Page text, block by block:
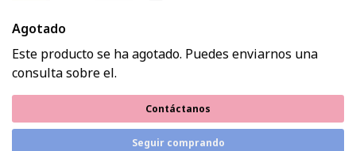
Agotado
Este producto se ha agotado. Puedes enviarnos una
consulta sobre el.
Contáctanos
Seguir comprando